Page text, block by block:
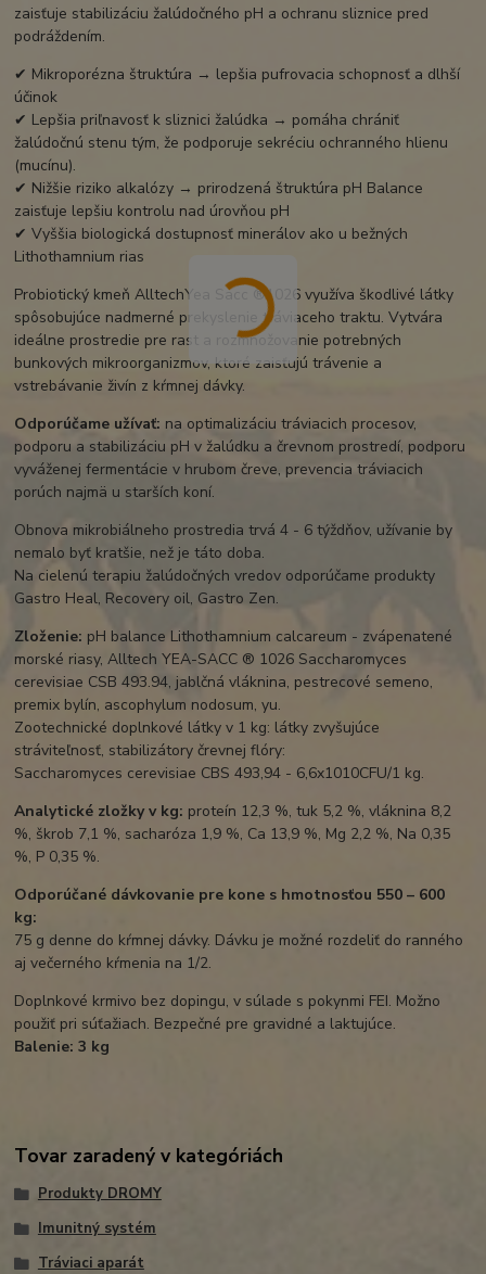
zaisťuje stabilizáciu žalúdočného pH a ochranu sliznice pred
podráždením.
✔ Mikroporézna štruktúra → lepšia pufrovacia schopnosť a dlhší
účinok
✔ Lepšia priľnavosť k sliznici žalúdka → pomáha chrániť
žalúdočnú stenu tým, že podporuje sekréciu ochranného hlienu
(mucínu).
✔ Nižšie riziko alkalózy → prirodzená štruktúra pH Balance
zaisťuje lepšiu kontrolu nad úrovňou pH
✔ Vyššia biologická dostupnosť minerálov ako u bežných
Lithothamnium rias
Probiotický kmeň AlltechYea Sacc ®1026 využíva škodlivé látky
spôsobujúce nadmerné prekyslenie tráviaceho traktu. Vytvára
ideálne prostredie pre rast a rozmnožovanie potrebných
bunkových mikroorganizmov, ktoré zaisťujú trávenie a
vstrebávanie živín z kŕmnej dávky.
Odporúčame užívať: na optimalizáciu tráviacich procesov,
podporu a stabilizáciu pH v žalúdku a črevnom prostredí, podporu
vyváženej fermentácie v hrubom čreve, prevencia tráviacich
porúch najmä u starších koní.
Obnova mikrobiálneho prostredia trvá 4 - 6 týždňov, užívanie by
nemalo byť kratšie, než je táto doba.
Na cielenú terapiu žalúdočných vredov odporúčame produkty
Gastro Heal, Recovery oil, Gastro Zen.
Zloženie: pH balance Lithothamnium calcareum - zvápenatené
morské riasy, Alltech YEA-SACC ® 1026 Saccharomyces
cerevisiae CSB 493.94, jablčná vláknina, pestrecové semeno,
premix bylín, ascophylum nodosum, yu.
Zootechnické doplnkové látky v 1 kg: látky zvyšujúce
stráviteľnosť, stabilizátory črevnej flóry:
Saccharomyces cerevisiae CBS 493,94 - 6,6x1010CFU/1 kg.
Analytické zložky v kg: proteín 12,3 %, tuk 5,2 %, vláknina 8,2
%, škrob 7,1 %, sacharóza 1,9 %, Ca 13,9 %, Mg 2,2 %, Na 0,35
%, P 0,35 %.
Odporúčané dávkovanie pre kone s hmotnosťou 550 – 600
kg:
75 g denne do kŕmnej dávky. Dávku je možné rozdeliť do ranného
aj večerného kŕmenia na 1/2.
Doplnkové krmivo bez dopingu, v súlade s pokynmi FEI. Možno
použiť pri súťažiach. Bezpečné pre gravidné a laktujúce.
Balenie: 3 kg
Tovar zaradený v kategóriách
Produkty DROMY
Imunitný systém
Tráviaci aparát